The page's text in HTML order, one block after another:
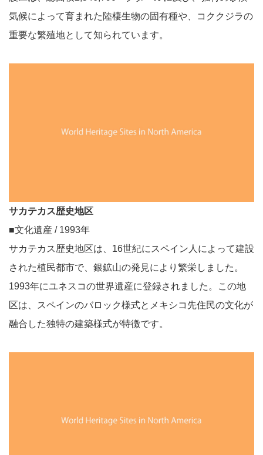
気候によって育まれた陸棲生物の固有種や、コククジラの
重要な繁殖地として知られています。
サカテカス歴史地区
■文化遺産 / 1993年
サカテカス歴史地区は、16世紀にスペイン人によって建設
された植民都市で、銀鉱山の発見により繁栄しました。
1993年にユネスコの世界遺産に登録されました。この地
区は、スペインのバロック様式とメキシコ先住民の文化が
融合した独特の建築様式が特徴です。